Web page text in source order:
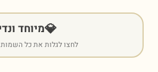
💎מיוחד
לחצו לגלות את כל השמות